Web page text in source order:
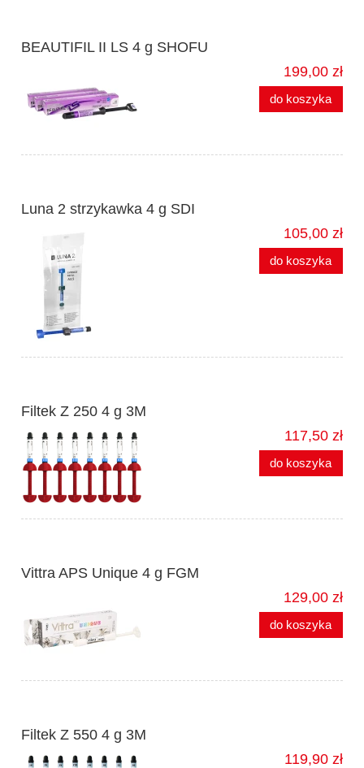
BEAUTIFIL II LS 4 g SHOFU
199,00 zł
do koszyka
Luna 2 strzykawka 4 g SDI
105,00 zł
do koszyka
Filtek Z 250 4 g 3M
117,50 zł
do koszyka
Vittra APS Unique 4 g FGM
129,00 zł
do koszyka
Filtek Z 550 4 g 3M
119,90 zł